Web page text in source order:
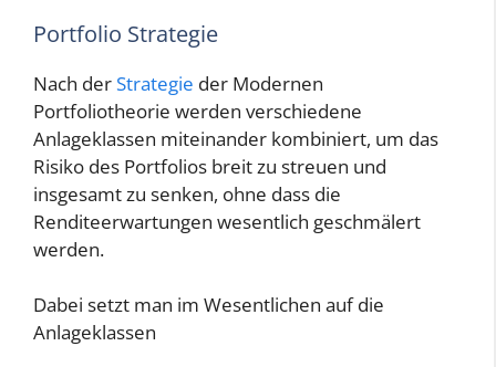
Portfolio Strategie
Nach derStrategie der Modernen
Portfoliotheorie werden verschiedene
Anlageklassen miteinander kombiniert, um das
Risiko des Portfolios breit zu streuen und
insgesamt zu senken, ohne dass die
Renditeerwartungen wesentlich geschmälert
werden.
Dabei setzt man im Wesentlichen auf die
Anlageklassen